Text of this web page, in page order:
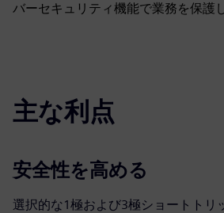
バーセキュリティ機能で業務を保護
主な利点
安全性を高める
選択的な1極および3極ショートトリ